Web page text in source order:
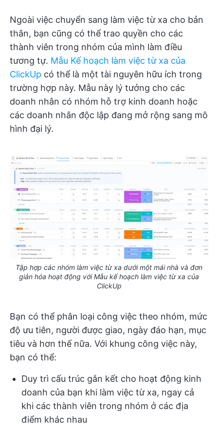
Ngoài việc chuyển sang làm việc từ xa cho bản
thân, bạn cũng có thể trao quyền cho các
thành viên trong nhóm của mình làm điều
tương tự. Mẫu Kế hoạch làm việc từ xa của
ClickUp có thể là một tài nguyên hữu ích trong
trường hợp này. Mẫu này lý tưởng cho các
doanh nhân có nhóm hỗ trợ kinh doanh hoặc
các doanh nhân độc lập đang mở rộng sang mô
hình đại lý.
Tập hợp các nhóm làm việc từ xa dưới một mái nhà và đơn
giản hóa hoạt động với Mẫu kế hoạch làm việc từ xa của
ClickUp
Bạn có thể phân loại công việc theo nhóm, mức
độ ưu tiên, người được giao, ngày đáo hạn, mục
tiêu và hơn thế nữa. Với khung công việc này,
bạn có thể:
Duy trì cấu trúc gắn kết cho hoạt động kinh
doanh của bạn khi làm việc từ xa, ngay cả
khi các thành viên trong nhóm ở các địa
điểm khác nhau